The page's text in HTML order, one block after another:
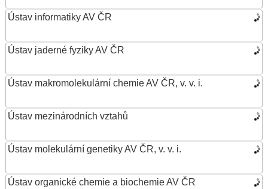
Ústav informatiky AV ČR
Ústav jaderné fyziky AV ČR
Ústav makromolekulární chemie AV ČR, v. v. i.
Ústav mezinárodních vztahů
Ústav molekulární genetiky AV ČR, v. v. i.
Ústav organické chemie a biochemie AV ČR